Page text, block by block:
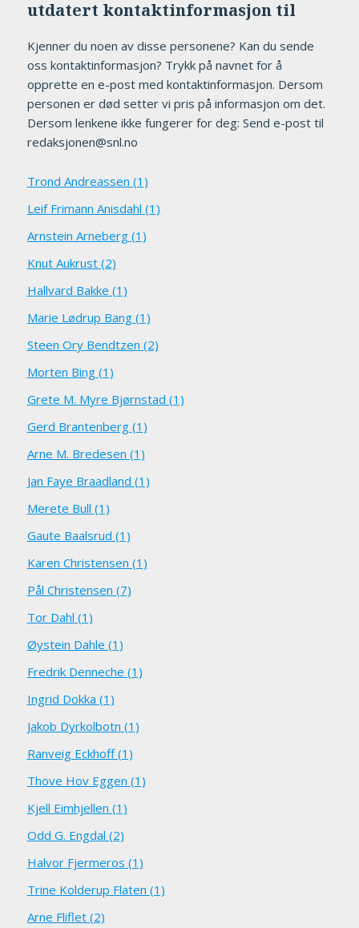
utdatert kontaktinformasjon til
Kjenner du noen av disse personene? Kan du sende
oss kontaktinformasjon? Trykk på navnet for å
opprette en e-post med kontaktinformasjon. Dersom
personen er død setter vi pris på informasjon om det.
Dersom lenkene ikke fungerer for deg: Send e-post til
redaksjonen@snl.no
Trond Andreassen (1)
Leif Frimann Anisdahl (1)
Arnstein Arneberg (1)
Knut Aukrust (2)
Hallvard Bakke (1)
Marie Lødrup Bang (1)
Steen Ory Bendtzen (2)
Morten Bing (1)
Grete M. Myre Bjørnstad (1)
Gerd Brantenberg (1)
Arne M. Bredesen (1)
Jan Faye Braadland (1)
Merete Bull (1)
Gaute Baalsrud (1)
Karen Christensen (1)
Pål Christensen (7)
Tor Dahl (1)
Øystein Dahle (1)
Fredrik Denneche (1)
Ingrid Dokka (1)
Jakob Dyrkolbotn (1)
Ranveig Eckhoff (1)
Thove Hov Eggen (1)
Kjell Eimhjellen (1)
Odd G. Engdal (2)
Halvor Fjermeros (1)
Trine Kolderup Flaten (1)
Arne Fliflet (2)